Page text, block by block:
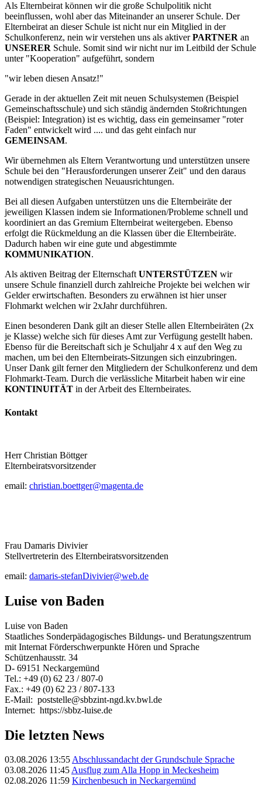
Als Elternbeirat können wir die große Schulpolitik nicht
beeinflussen, wohl aber das Miteinander an unserer Schule. Der
Elternbeirat an dieser Schule ist nicht nur ein Mitglied in der
Schulkonferenz, nein wir verstehen uns als aktiverPARTNER an
UNSERER Schule. Somit sind wir nicht nur im Leitbild der Schule
unter "Kooperation" aufgeführt, sondern
"wir leben diesen Ansatz!"
Gerade in der aktuellen Zeit mit neuen Schulsystemen (Beispiel
Gemeinschaftsschule) und sich ständig ändernden Stoßrichtungen
(Beispiel: Integration) ist es wichtig, dass ein gemeinsamer "roter
Faden" entwickelt wird .... und das geht einfach nur
GEMEINSAM.
Wir übernehmen als Eltern Verantwortung und unterstützen unsere
Schule bei den "Herausforderungen unserer Zeit" und den daraus
notwendigen strategischen Neuausrichtungen.
Bei all diesen Aufgaben unterstützen uns die Elternbeiräte der
jeweiligen Klassen indem sie Informationen/Probleme schnell und
koordiniert an das Gremium Elternbeirat weitergeben. Ebenso
erfolgt die Rückmeldung an die Klassen über die Elternbeiräte.
Dadurch haben wir eine gute und abgestimmte
KOMMUNIKATION.
Als aktiven Beitrag der Elternschaft UNTERSTÜTZEN wir
unsere Schule finanziell durch zahlreiche Projekte bei welchen wir
Gelder erwirtschaften. Besonders zu erwähnen ist hier unser
Flohmarkt welchen wir 2xJahr durchführen.
Einen besonderen Dank gilt an dieser Stelle allen Elternbeiräten (2x
je Klasse) welche sich für dieses Amt zur Verfügung gestellt haben.
Ebenso für die Bereitschaft sich je Schuljahr 4 x auf den Weg zu
machen, um bei den Elternbeirats-Sitzungen sich einzubringen.
Unser Dank gilt ferner den Mitgliedern der Schulkonferenz und dem
Flohmarkt-Team. Durch die verlässliche Mitarbeit haben wir eine
KONTINUITÄT in der Arbeit des Elternbeirates.
Kontakt
Herr Christian Böttger
Elternbeiratsvorsitzender
email: christian.boettger@magenta.de
Frau Damaris Divivier
Stellvertreterin des Elternbeiratsvorsitzenden
email: damaris-stefanDivivier@web.de
Luise von Baden
Luise von Baden
Staatliches Sonderpädagogisches Bildungs- und Beratungszentrum
mit Internat Förderschwerpunkte Hören und Sprache
Schützenhausstr. 34
D- 69151 Neckargemünd
Tel.: +49 (0) 62 23 / 807-0
Fax.: +49 (0) 62 23 / 807-133
E-Mail: poststelle@sbbzint-ngd.kv.bwl.de
Internet: https://sbbz-luise.de
Die letzten News
03.08.2026 13:55Abschlussandacht der Grundschule Sprache
03.08.2026 11:45Ausflug zum Alla Hopp in Meckesheim
02.08.2026 11:59 Kirchenbesuch in Neckargemünd